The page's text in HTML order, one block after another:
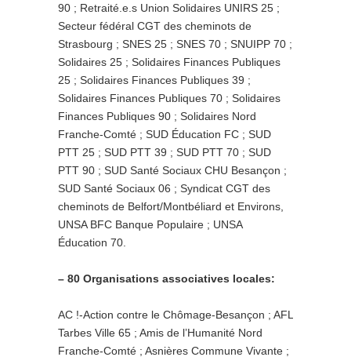
90 ; Retraité.e.s Union Solidaires UNIRS 25 ;
Secteur fédéral CGT des cheminots de
Strasbourg ; SNES 25 ; SNES 70 ; SNUIPP 70 ;
Solidaires 25 ; Solidaires Finances Publiques
25 ; Solidaires Finances Publiques 39 ;
Solidaires Finances Publiques 70 ; Solidaires
Finances Publiques 90 ; Solidaires Nord
Franche-Comté ; SUD Éducation FC ; SUD
PTT 25 ; SUD PTT 39 ; SUD PTT 70 ; SUD
PTT 90 ; SUD Santé Sociaux CHU Besançon ;
SUD Santé Sociaux 06 ; Syndicat CGT des
cheminots de Belfort/Montbéliard et Environs,
UNSA BFC Banque Populaire ; UNSA
Éducation 70.
– 80 Organisations associatives locales:
AC !-Action contre le Chômage-Besançon ; AFL
Tarbes Ville 65 ; Amis de l’Humanité Nord
Franche-Comté ; Asnières Commune Vivante ;